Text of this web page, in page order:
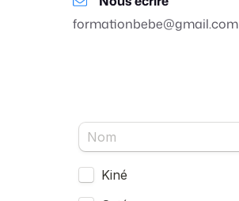
formationbebe@gmail.com